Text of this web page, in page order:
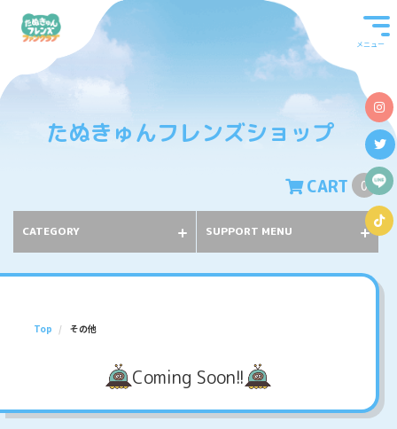
メニュー
たぬきゅんフレンズショップ
CART 0
CATEGORY SUPPORT MENU
Top その他
Coming Soon!!